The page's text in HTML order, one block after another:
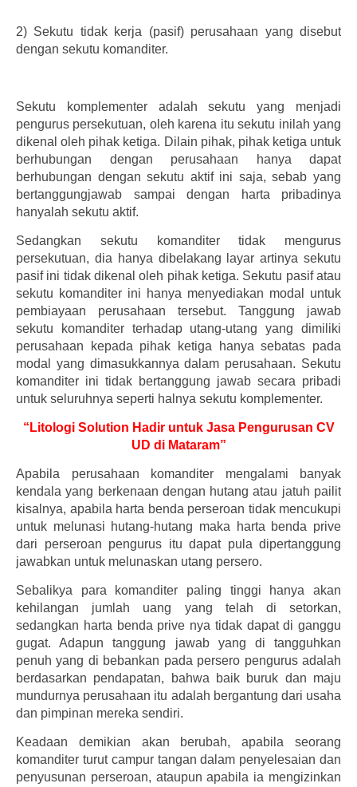
2) Sekutu tidak kerja (pasif) perusahaan yang disebut
dengan sekutu komanditer.
Sekutu komplementer adalah sekutu yang menjadi
pengurus persekutuan, oleh karena itu sekutu inilah yang
dikenal oleh pihak ketiga. Dilain pihak, pihak ketiga untuk
berhubungan dengan perusahaan hanya dapat
berhubungan dengan sekutu aktif ini saja, sebab yang
bertanggungjawab sampai dengan harta pribadinya
hanyalah sekutu aktif.
Sedangkan sekutu komanditer tidak mengurus
persekutuan, dia hanya dibelakang layar artinya sekutu
pasif ini tidak dikenal oleh pihak ketiga. Sekutu pasif atau
sekutu komanditer ini hanya menyediakan modal untuk
pembiayaan perusahaan tersebut. Tanggung jawab
sekutu komanditer terhadap utang-utang yang dimiliki
perusahaan kepada pihak ketiga hanya sebatas pada
modal yang dimasukkannya dalam perusahaan. Sekutu
komanditer ini tidak bertanggung jawab secara pribadi
untuk seluruhnya seperti halnya sekutu komplementer.
“Litologi Solution Hadir untuk Jasa Pengurusan CV
UD di Mataram”
Apabila perusahaan komanditer mengalami banyak
kendala yang berkenaan dengan hutang atau jatuh pailit
kisalnya, apabila harta benda perseroan tidak mencukupi
untuk melunasi hutang-hutang maka harta benda prive
dari perseroan pengurus itu dapat pula dipertanggung
jawabkan untuk melunaskan utang persero.
Sebalikya para komanditer paling tinggi hanya akan
kehilangan jumlah uang yang telah di setorkan,
sedangkan harta benda prive nya tidak dapat di ganggu
gugat. Adapun tanggung jawab yang di tangguhkan
penuh yang di bebankan pada persero pengurus adalah
berdasarkan pendapatan, bahwa baik buruk dan maju
mundurnya perusahaan itu adalah bergantung dari usaha
dan pimpinan mereka sendiri.
Keadaan demikian akan berubah, apabila seorang
komanditer turut campur tangan dalam penyelesaian dan
penyusunan perseroan, ataupun apabila ia mengizinkan